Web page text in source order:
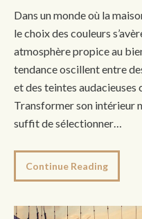
Dans un monde où la
le choix des couleurs
atmosphère propice au
tendance oscillent entre
et des teintes audacieuses
Transformer son intérieur
suffit de sélectionner…
Continue Reading